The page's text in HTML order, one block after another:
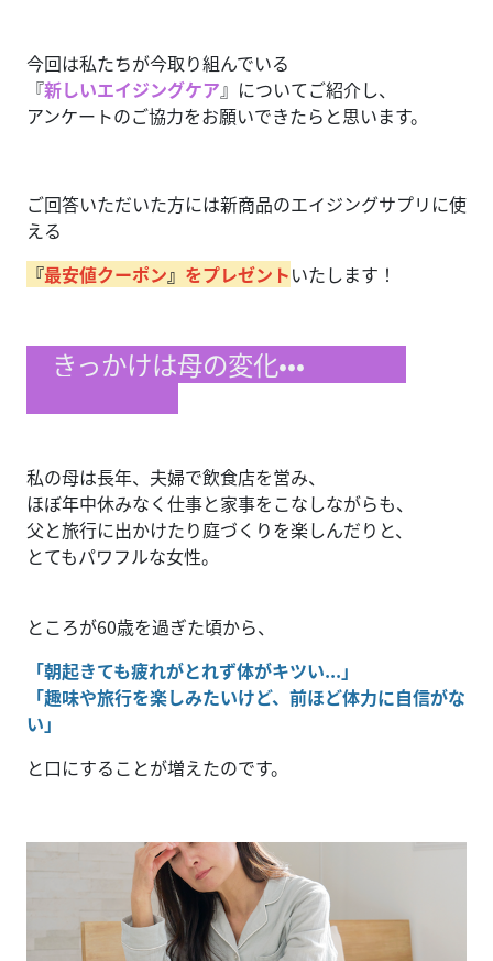
今回は私たちが今取り組んでいる
『新しいエイジングケア』についてご紹介し、
アンケートのご協力をお願いできたらと思います。
ご回答いただいた方には新商品のエイジングサプリに使
える
『最安値クーポン』 をプレゼントいたします！
きっかけは母の変化•••
私の母は長年、夫婦で飲食店を営み、
ほぼ年中休みなく仕事と家事をこなしながらも、
父と旅行に出かけたり庭づくりを楽しんだりと、
とてもパワフルな女性。
ところが60歳を過ぎた頃から、
「朝起きても疲れがとれず体がキツい...」
「趣味や旅行を楽しみたいけど、前ほど体力に自信がな
い」
と口にすることが増えたのです。